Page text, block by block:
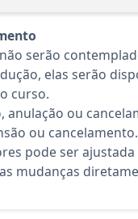
serão
elas serão
curso.
anulação ou
ou cancelamento.
pode ser
mudanças